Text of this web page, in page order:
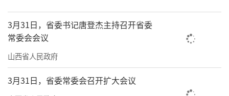
3月31日，省委书记唐登杰主持召开省委
常委会会议
山西省人民政府
3月31日，省委常委会召开扩大会议